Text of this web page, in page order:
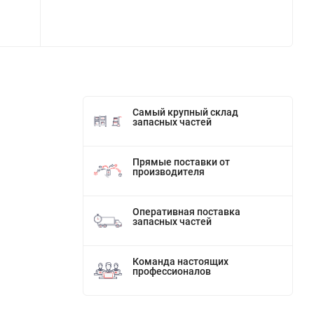
Самый крупный склад
запасных частей
Прямые поставки от
производителя
Оперативная поставка
запасных частей
Команда настоящих
профессионалов